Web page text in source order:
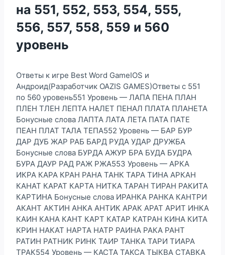
на 551, 552, 553, 554, 555,
556, 557, 558, 559 и 560
уровень
Ответы к игре Best Word GameIOS и
Андроид(Разработчик OAZIS GAMES)Ответы с 551
по 560 уровень551 Уровень — ЛАПА ПЕНА ПЛАН
ПЛЕН ТЛЕН ЛЕПТА НАЛЕТ ПЕНАЛ ПЛАТА ПЛАНЕТА
Бонусные слова ЛАПТА ЛАТА ЛЕТА ПАТА ПАТЕ
ПЕАН ПЛАТ ТАЛА ТЕПА552 Уровень — БАР БУР
ДАР ДУБ ЖАР РАБ БАРД РУДА УДАР ДРУЖБА
Бонусные слова БУРДА АЖУР БРА БУДА БУДРА
БУРА ДАУР РАД РАЖ РЖА553 Уровень — АРКА
ИКРА КАРА КРАН РАНА ТАНК ТАРА ТИНА АРКАН
КАНАТ КАРАТ КАРТА НИТКА ТАРАН ТИРАН РАКИТА
КАРТИНА Бонусные слова ИРАНКА РАНКА КАНТРИ
АКАНТ АКТИН АНКА АНТИК АРАК АРАТ АРИТ ИНКА
КАИН КАНА КАНТ КАРТ КАТАР КАТРАН КИНА КИТА
КРИН НАКАТ НАРТА НАТР РАИНА РАКА РАНТ
РАТИН РАТНИК РИНК ТАИР ТАНКА ТАРИ ТИАРА
ТРАК554 Уровень — КАСТА ТАКСА ТЫКВА СТАВКА